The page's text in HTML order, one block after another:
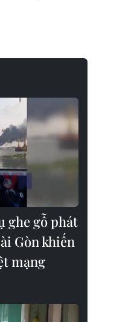
ghe gỗ phát
Gòn khiến
mạng